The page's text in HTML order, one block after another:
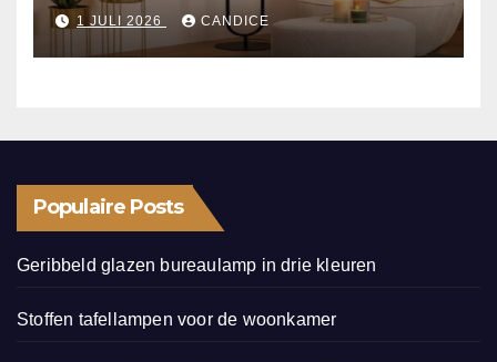
1 JULI 2026 CANDICE
Populaire Posts
Geribbeld glazen bureaulamp in drie kleuren
Stoffen tafellampen voor de woonkamer